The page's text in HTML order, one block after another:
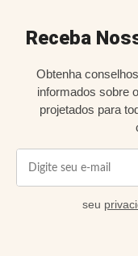
Receba
Obtenha
informados sobre
projetados para
seu